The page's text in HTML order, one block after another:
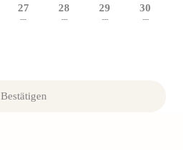
27
---
28
---
29
---
30
---
Bestätigen